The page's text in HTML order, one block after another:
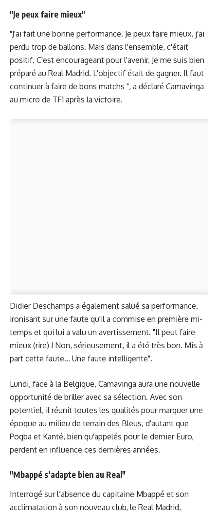
"Je peux faire mieux"
"J'ai fait une bonne performance. Je peux faire mieux, j'ai
perdu trop de ballons. Mais dans l'ensemble, c'était
positif. C'est encourageant pour l'avenir. Je me suis bien
préparé au Real Madrid. L'objectif était de gagner. Il faut
continuer à faire de bons matchs ", a déclaré Camavinga
au micro de TF1 après la victoire.
Didier Deschamps a également salué sa performance,
ironisant sur une faute qu'il a commise en première mi-
temps et qui lui a valu un avertissement. "Il peut faire
mieux (rire) ! Non, sérieusement, il a été très bon. Mis à
part cette faute... Une faute intelligente".
Lundi, face à la Belgique, Camavinga aura une nouvelle
opportunité de briller avec sa sélection. Avec son
potentiel, il réunit toutes les qualités pour marquer une
époque au milieu de terrain des Bleus, d'autant que
Pogba et Kanté, bien qu'appelés pour le dernier Euro,
perdent en influence ces dernières années.
"Mbappé s’adapte bien au Real"
Interrogé sur l’absence du capitaine Mbappé et son
acclimatation à son nouveau club, le Real Madrid,